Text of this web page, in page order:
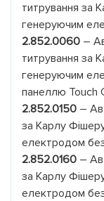
титрування за
генеруючим
2.852.0060 –
титрування за
генеруючим
панеллю Touch
2.852.0150 –
за Карлу
електродом
2.852.0160 –
за Карлу
електродом